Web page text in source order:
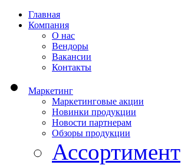
Главная
Компания
О нас
Вендоры
Вакансии
Контакты
Маркетинг
Маркетинговые акции
Новинки продукции
Новости партнерам
Обзоры продукции
Ассортимент